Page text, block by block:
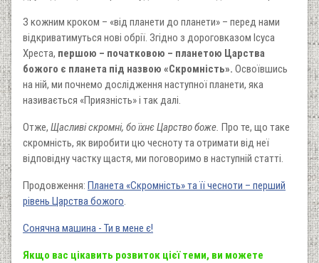
З кожним кроком – «від планети до планети» – перед нами
відкриватимуться нові обрії. Згідно з дороговказом Ісуса
Хреста, першою – початковою – планетою Царства
божого є планета під назвою «Скромність». Освоївшись
на ній, ми почнемо дослідження наступної планети, яка
називається «Приязність» і так далі.
Отже, Щасливі скромні, бо їхнє Царство боже. Про те, що таке
скромність, як виробити цю чесноту та отримати від неї
відповідну часткущастя, ми поговоримо в наступній статті.
Продовження: Планета «Скромність» та її чесноти – перший
рівень Царства божого.
Сонячна машина - Ти в мене є!
Якщо вас цікавить розвиток цієї теми, ви можете